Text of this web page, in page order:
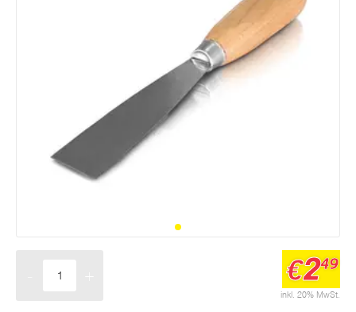
inkl. 20% MwSt.
€249